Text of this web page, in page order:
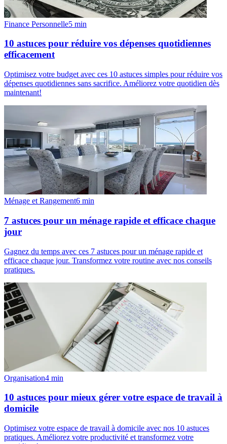
Finance Personnelle5 min
10 astuces pour réduire vos dépenses quotidiennes
efficacement
Optimisez votre budget avec ces 10 astuces simples pour réduire vos
dépenses quotidiennes sans sacrifice. Améliorez votre quotidien dès
maintenant!
Ménage et Rangement6 min
7 astuces pour un ménage rapide et efficace chaque
jour
Gagnez du temps avec ces 7 astuces pour un ménage rapide et
efficace chaque jour. Transformez votre routine avec nos conseils
pratiques.
Organisation4 min
10 astuces pour mieux gérer votre espace de travail à
domicile
Optimisez votre espace de travail à domicile avec nos 10 astuces
pratiques. Améliorez votre productivité et transformez votre